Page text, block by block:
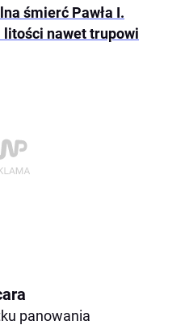
śmierć Pawła I.
nawet trupowi
panowania